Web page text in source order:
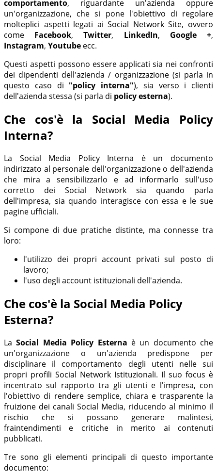
comportamento, riguardante un'azienda oppure
un'organizzazione, che si pone l'obiettivo di regolare
molteplici aspetti legati ai Social Network Site, ovvero
come Facebook,Twitter, LinkedIn, Google +,
Instagram, Youtube ecc.
Questi aspetti possono essere applicati sia nei confronti
dei dipendenti dell'azienda / organizzazione (si parla in
questo caso di "policy interna"), sia verso i clienti
dell'azienda stessa (si parla di policy esterna).
Che cos'è la Social Media Policy
Interna?
La Social Media Policy Interna è un documento
indirizzato al personale dell'organizzazione o dell'azienda
che mira a sensibilizzarlo e ad informarlo sull'uso
corretto dei Social Network sia quando parla
dell'impresa, sia quando interagisce con essa e le sue
pagine ufficiali.
Si compone di due pratiche distinte, ma connesse tra
loro:
l'utilizzo dei propri account privati sul posto di
lavoro;
l'uso degli account istituzionali dell'azienda.
Che cos'è la Social Media Policy
Esterna?
LaSocial Media Policy Esterna è un documento che
un'organizzazione o un'azienda predispone per
disciplinare il comportamento degli utenti nelle sui
propri profili Social Network Istituzionali. Il suo focus è
incentrato sul rapporto tra gli utenti e l'impresa, con
l'obiettivo di rendere semplice, chiara e trasparente la
fruizione dei canali Social Media, riducendo al minimo il
rischio che si possano generare malintesi,
fraintendimenti e critiche in merito ai contenuti
pubblicati.
Tre sono gli elementi principali di questo importante
documento: